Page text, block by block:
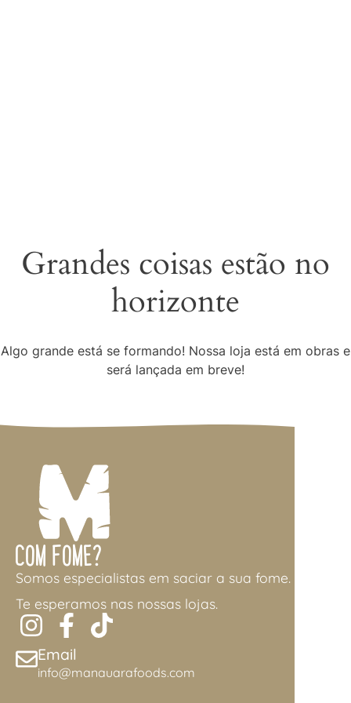
Grandes coisas estão no
horizonte
Algo grande está se formando! Nossa loja está em obras e
será lançada em breve!
Com Fome?
Somos especialistas em saciar a sua fome.
Te esperamos nas nossas lojas.
Email
info@manauarafoods.com